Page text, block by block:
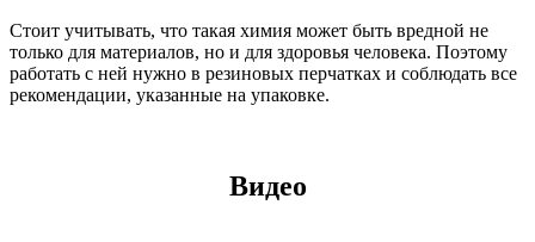
Стоит учитывать, что такая химия может быть вредной не
только для материалов, но и для здоровья человека. Поэтому
работать с ней нужно в резиновых перчатках и соблюдать все
рекомендации, указанные на упаковке.
Видео